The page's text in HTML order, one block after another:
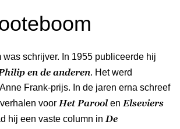
schrijver. In 1955 publiceerde hij
en de anderen. Het werd
Frank-prijs. In de jaren erna schreef
voor Het Paroolen Elseviers
hij een vaste column in De